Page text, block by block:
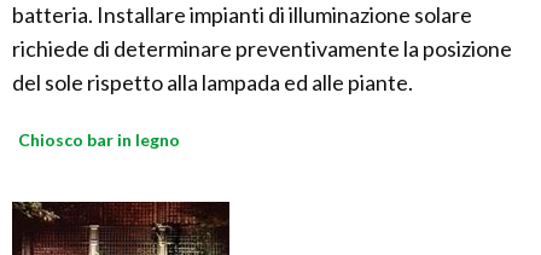
batteria. Installare impianti di illuminazione solare
richiede di determinare preventivamente la posizione
del sole rispetto alla lampada ed alle piante.
Chiosco bar in legno